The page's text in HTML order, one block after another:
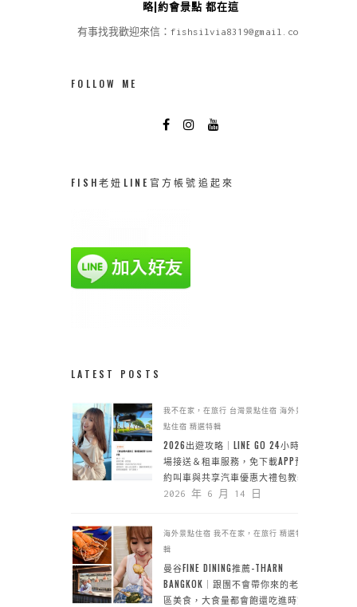
略|約會景點 都在這
有事找我歡迎來信：fishsilvia8319@gmail.com
FOLLOW ME
FISH老妞LINE官方帳號追起來
LATEST POSTS
我不在家，在旅行 台灣景點住宿 海外景
點住宿 精選特輯
2026出遊攻略｜LINE GO 24小時機
場接送＆租車服務，免下載APP預
約叫車與共享汽車優惠大禮包教學
2026 年 6 月 14 日
海外景點住宿 我不在家，在旅行 精選特
輯
曼谷FINE DINING推薦-THARN
BANGKOK｜跟團不會帶你來的老城
區美食，大食量都會飽還吃進時空